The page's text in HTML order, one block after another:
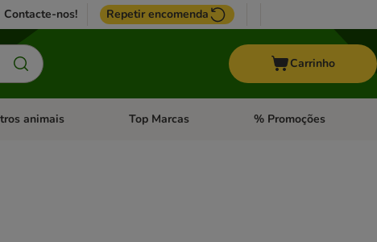
Contacte-nos! Repetir encomenda
Carrinho
menu de categoria: Pássaros
animais Abrir menu de categoria: Outros animais
Top Marcas Abrir menu de categoria:
% Promoções